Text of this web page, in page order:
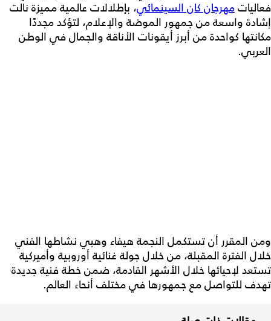
فعالياتمهرجان كان السينمائي، بإطلالات عالمية مميزة نالت
إشادة واسعة من جمهور الموضة والإعلام، لتؤكد مجددًا
مكانتها كواحدة من أبرز أيقونات الأناقة والجمال في الوطن
العربي.
ومن المقرر أن تستكمل النجمة هيفاء وهبي نشاطها الفني
خلال الفترة المقبلة، من خلال جولة غنائية أوروبية وأميركية
تستعد لإحيائها خلال الأشهر القادمة، ضمن خطة فنية جديدة
تهدف للتواصل مع جمهورها في مختلف أنحاء العالم.